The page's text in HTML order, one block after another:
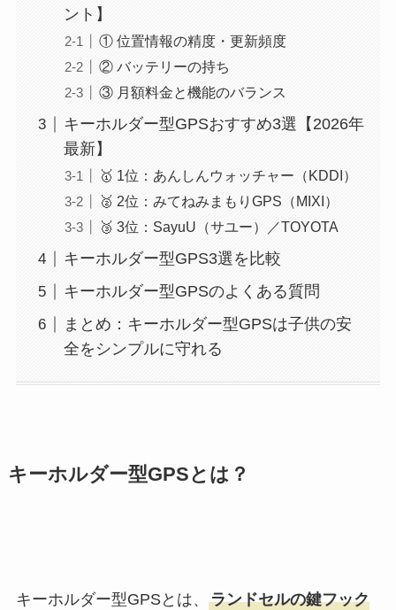
ント】
① 位置情報の精度・更新頻度
② バッテリーの持ち
③ 月額料金と機能のバランス
キーホルダー型GPSおすすめ3選【2026年
最新】
🥇 1位：あんしんウォッチャー（KDDI）
🥈 2位：みてねみまもりGPS（MIXI）
🥉 3位：SayuU（サユー）／TOYOTA
キーホルダー型GPS3選を比較
キーホルダー型GPSのよくある質問
まとめ：キーホルダー型GPSは子供の安
全をシンプルに守れる
キーホルダー型GPSとは？
キーホルダー型GPSとは、 ランドセルの鍵フック